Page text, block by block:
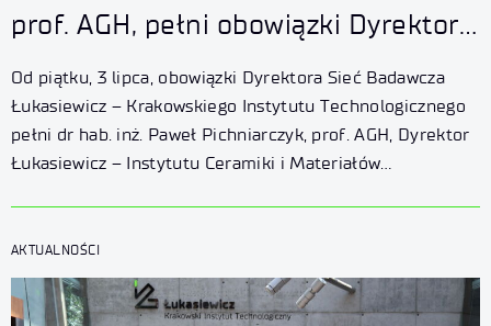
prof. AGH, pełni obowiązki Dyrektora
Łukasiewicz – Krakowskiego
Instytutu Technologicznego
Od piątku, 3 lipca, obowiązki Dyrektora Sieć Badawcza
Łukasiewicz – Krakowskiego Instytutu Technologicznego
pełni dr hab. inż. Paweł Pichniarczyk, prof. AGH, Dyrektor
Łukasiewicz – Instytutu Ceramiki i Materiałów
AKTUALNOŚCI